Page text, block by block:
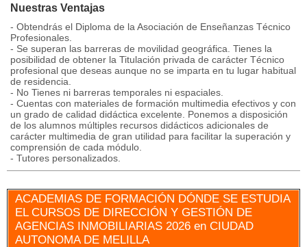
Nuestras Ventajas
- Obtendrás el Diploma de la Asociación de Enseñanzas Técnico
Profesionales.
- Se superan las barreras de movilidad geográfica. Tienes la
posibilidad de obtener la Titulación privada de carácter Técnico
profesional que deseas aunque no se imparta en tu lugar habitual
de residencia.
- No Tienes ni barreras temporales ni espaciales.
- Cuentas con materiales de formación multimedia efectivos y con
un grado de calidad didáctica excelente. Ponemos a disposición
de los alumnos múltiples recursos didácticos adicionales de
carácter multimedia de gran utilidad para facilitar la superación y
comprensión de cada módulo.
- Tutores personalizados.
ACADEMIAS DE FORMACIÓN DÓNDE SE ESTUDIA
EL CURSOS DE DIRECCIÓN Y GESTIÓN DE
AGENCIAS INMOBILIARIAS 2026 en CIUDAD
AUTONOMA DE MELILLA